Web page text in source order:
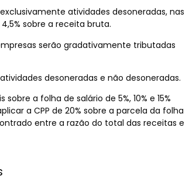
atividades desoneradas, nas
sobre a receita bruta.
serão gradativamente tributadas
desoneradas e não desoneradas.
a folha de salário de 5%, 10% e 15%
a CPP de 20% sobre a parcela da folha
entre a razão do total das receitas e